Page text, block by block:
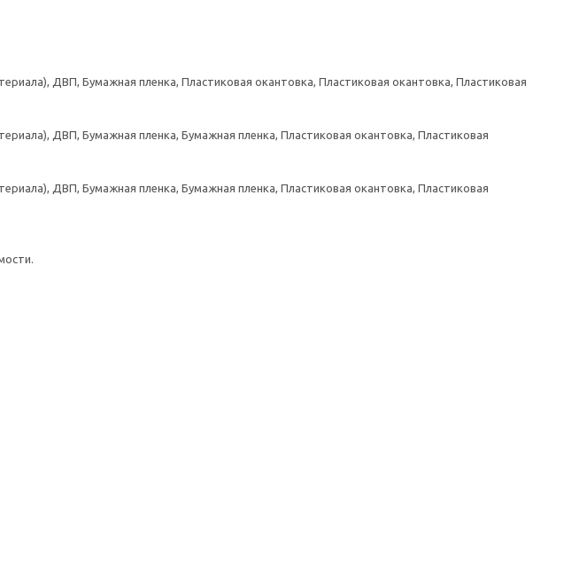
ДВП, Бумажная пленка, Пластиковая окантовка, Пластиковая окантовка, Пластиковая
ДВП, Бумажная пленка, Бумажная пленка, Пластиковая окантовка, Пластиковая
ДВП, Бумажная пленка, Бумажная пленка, Пластиковая окантовка, Пластиковая